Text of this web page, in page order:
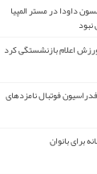
داودا در مستر المپیا
اعلام بازنشستگی کرد
فوتبال نامزدهای